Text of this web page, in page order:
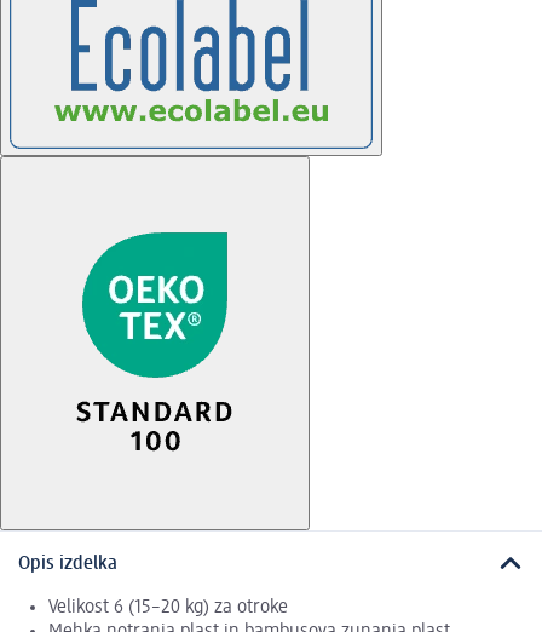
Opis izdelka
Velikost 6 (15–20 kg) za otroke